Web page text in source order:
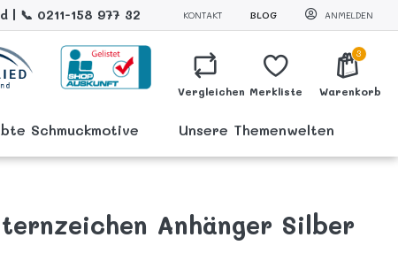
📞 0211-158 977 32 KONTAKT BLOG ANMELDEN
Vergleichen Merkliste
3
Warenkorb
Schmuckmotive Unsere Themenwelten
Anhänger Silber